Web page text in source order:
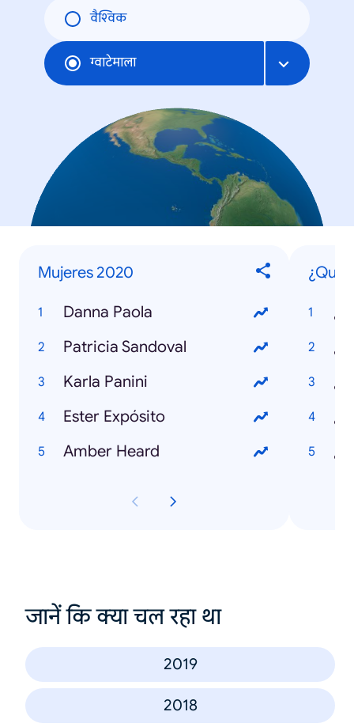
वैश्विक
ग्वाटेमाला
Mujeres 2020
Danna Paola
Patricia Sandoval
Karla Panini
Ester Expósito
Amber Heard
¿Qué
जानें कि क्या चल रहा था
2019
2018